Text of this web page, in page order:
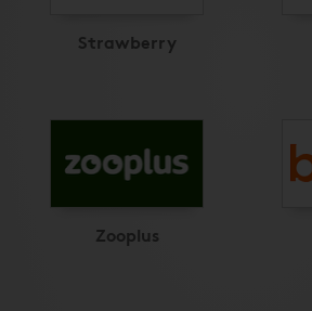
Strawberry
Zooplus